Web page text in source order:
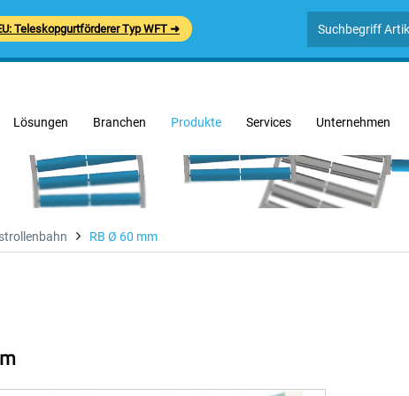
Teleskopgurtförderer Typ WFT ➜
Lösungen Branchen Produkte Services Unternehmen
RB Ø 60 mm